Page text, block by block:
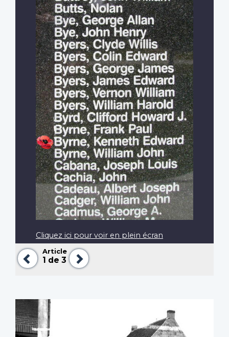
Précédent
Article
1 de 3
Suivant
Cliquez ici pour voir en plein écran